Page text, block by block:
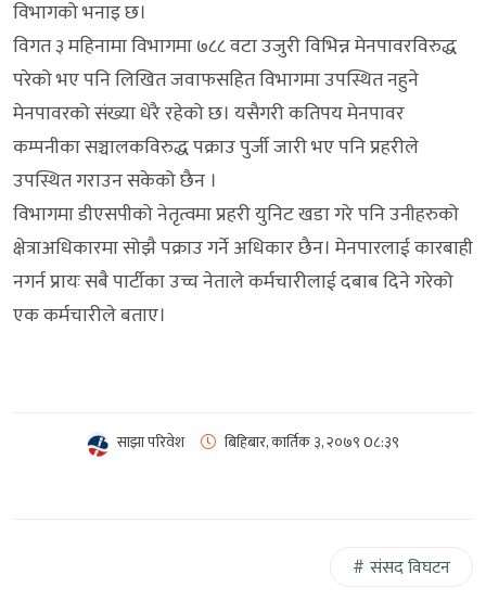
विभागको भनाइ छ।
विगत ३ महिनामा विभागमा ७८८ वटा उजुरी विभिन्न मेनपावरविरुद्ध
परेको भए पनि लिखित जवाफसहित विभागमा उपस्थित नहुने
मेनपावरको संख्या धेरै रहेको छ। यसैगरी कतिपय मेनपावर
कम्पनीका सञ्चालकविरुद्ध पक्राउ पुर्जी जारी भए पनि प्रहरीले
उपस्थित गराउन सकेको छैन ।
विभागमा डीएसपीको नेतृत्वमा प्रहरी युनिट खडा गरे पनि उनीहरुको
क्षेत्राअधिकारमा सोझै पक्राउ गर्ने अधिकार छैन। मेनपारलाई कारबाही
नगर्न प्रायः सबै पार्टीका उच्च नेताले कर्मचारीलाई दबाब दिने गरेको
एक कर्मचारीले बताए।
साझा परिवेश बिहिबार, कार्तिक ३, २०७९0८:३९
संसद विघटन